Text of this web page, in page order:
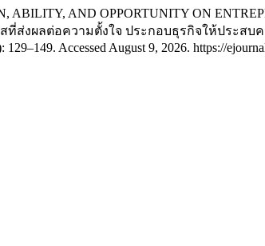
ABILITY, AND OPPORTUNITY ON
ส่งผลต่อความตั้งใจ ประกอบธุรกิจให้ประสบค
129–149. Accessed August 9, 2026. https://